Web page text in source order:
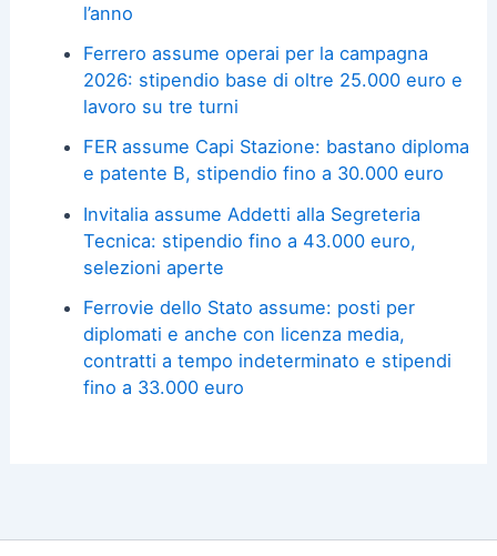
l’anno
Ferrero assume operai per la campagna
2026: stipendio base di oltre 25.000 euro e
lavoro su tre turni
FER assume Capi Stazione: bastano diploma
e patente B, stipendio fino a 30.000 euro
Invitalia assume Addetti alla Segreteria
Tecnica: stipendio fino a 43.000 euro,
selezioni aperte
Ferrovie dello Stato assume: posti per
diplomati e anche con licenza media,
contratti a tempo indeterminato e stipendi
fino a 33.000 euro